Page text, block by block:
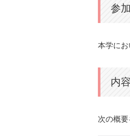
参
本学にお
内容
次の概要